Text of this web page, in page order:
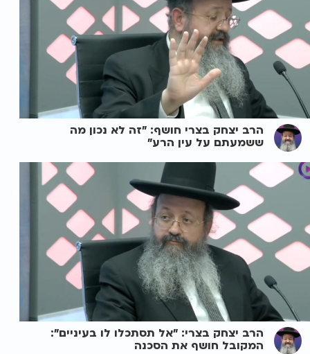
הרב יצחק בצרי חושף: "זה לא נכון מה
ששמעתם על עין הרע"
הרב יצחק בצרי: "אל תסתכלו לו בעיניים":
המקובל חושף את הסכנה